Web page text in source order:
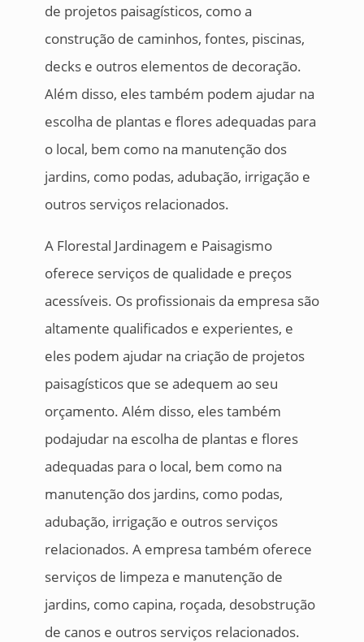
de projetos paisagísticos, como a
construção de caminhos, fontes, piscinas,
decks e outros elementos de decoração.
Além disso, eles também podem ajudar na
escolha de plantas e flores adequadas para
o local, bem como na manutenção dos
jardins, como podas, adubação, irrigação e
outros serviços relacionados.
A Florestal Jardinagem e Paisagismo
oferece serviços de qualidade e preços
acessíveis. Os profissionais da empresa são
altamente qualificados e experientes, e
eles podem ajudar na criação de projetos
paisagísticos que se adequem ao seu
orçamento. Além disso, eles também
podajudar na escolha de plantas e flores
adequadas para o local, bem como na
manutenção dos jardins, como podas,
adubação, irrigação e outros serviços
relacionados. A empresa também oferece
serviços de limpeza e manutenção de
jardins, como capina, roçada, desobstrução
de canos e outros serviços relacionados.